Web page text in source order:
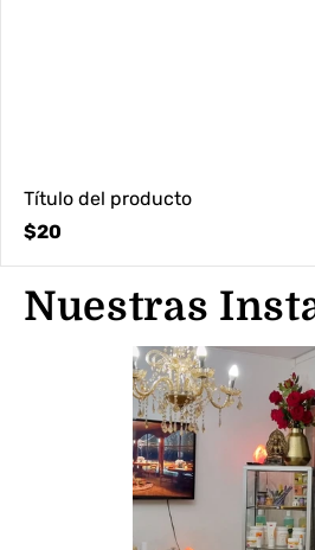
Título del producto
Precio
$20
Nuestras